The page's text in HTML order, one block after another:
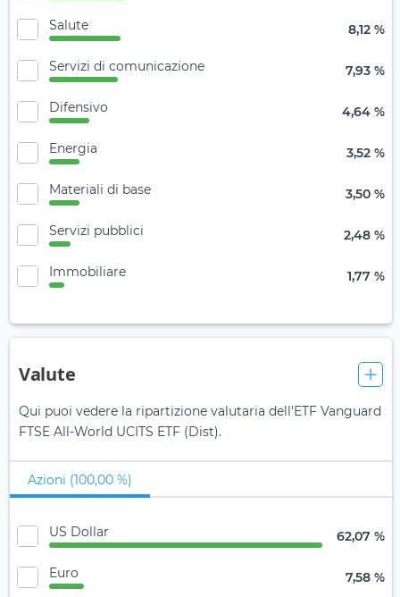
Salute 8,12 %
Servizi di comunicazione 7,93 %
Difensivo 4,64 %
Energia 3,52 %
Materiali di base 3,50 %
Servizi pubblici 2,48 %
Immobiliare 1,77 %
Valute
Qui puoi vedere la ripartizione valutaria dell'ETF Vanguard
FTSE All-World UCITS ETF (Dist).
Azioni (100,00 %)
US Dollar 62,07 %
Euro 7,58 %